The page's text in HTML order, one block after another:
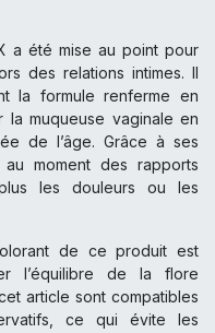
a été mise au point pour
des relations intimes. Il
la formule renferme en
la muqueuse vaginale en
de l’âge. Grâce à ses
au moment des rapports
les douleurs ou les
de ce produit est
l’équilibre de la flore
article sont compatibles
ce qui évite les